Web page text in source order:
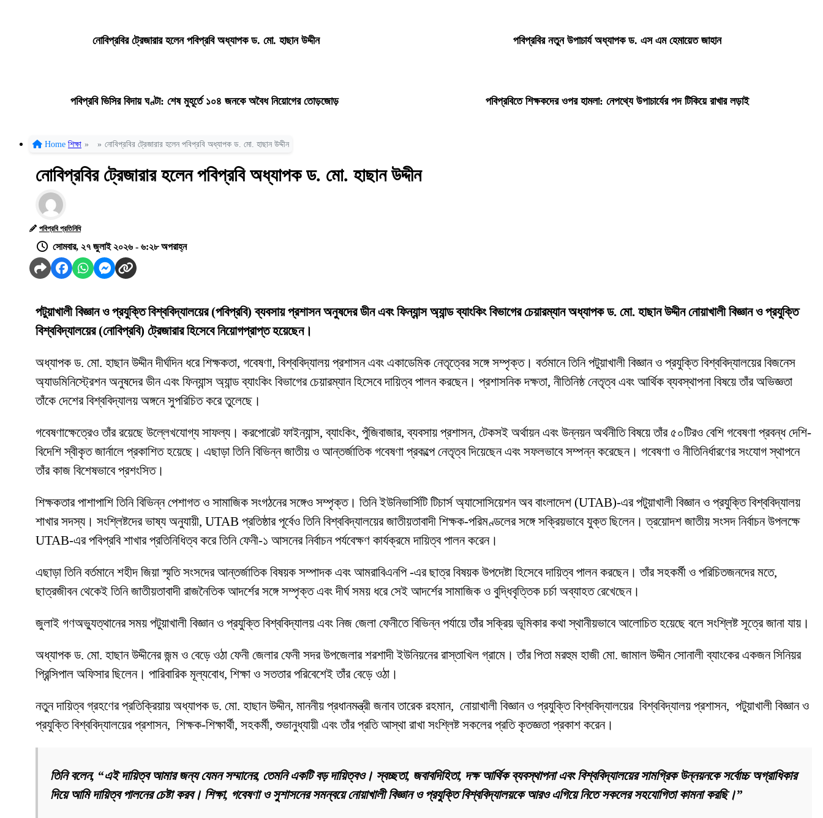
নোবিপ্রবির ট্রেজারার হলেন পবিপ্রবি অধ্যাপক ড. মো. হাছান উদ্দীন পবিপ্রবির নতুন উপাচার্য অধ্যাপক ড. এস এম হেমায়েত জাহান
পবিপ্রবি ভিসির বিদায় ঘণ্টা: শেষ মুহূর্তে ১০৪ জনকে অবৈধ নিয়োগের তোড়জোড় পবিপ্রবিতে শিক্ষকদের ওপর হামলা: নেপথ্যে উপাচার্যের পদ টিকিয়ে রাখার লড়াই
Home শিক্ষা » » নোবিপ্রবির ট্রেজারার হলেন পবিপ্রবি অধ্যাপক ড. মো. হাছান উদ্দীন
নোবিপ্রবির ট্রেজারার হলেন পবিপ্রবি অধ্যাপক ড. মো. হাছান উদ্দীন
পবিপ্রবি প্রতিনিধি
সোমবার, ২৭ জুলাই ২০২৬ - ৬:২৮ অপরাহ্ন
পটুয়াখালী বিজ্ঞান ও প্রযুক্তি বিশ্ববিদ্যালয়ের (পবিপ্রবি) ব্যবসায় প্রশাসন অনুষদের ডীন এবং ফিন্যান্স অ্যান্ড ব্যাংকিং বিভাগের চেয়ারম্যান অধ্যাপক ড. মো. হাছান উদ্দীন নোয়াখালী বিজ্ঞান ও প্রযুক্তি
বিশ্ববিদ্যালয়ের (নোবিপ্রবি) ট্রেজারার হিসেবে নিয়োগপ্রাপ্ত হয়েছেন।
অধ্যাপক ড. মো. হাছান উদ্দীন দীর্ঘদিন ধরে শিক্ষকতা, গবেষণা, বিশ্ববিদ্যালয় প্রশাসন এবং একাডেমিক নেতৃত্বের সঙ্গে সম্পৃক্ত। বর্তমানে তিনি পটুয়াখালী বিজ্ঞান ও প্রযুক্তি বিশ্ববিদ্যালয়ের বিজনেস
অ্যাডমিনিস্ট্রেশন অনুষদের ডীন এবং ফিন্যান্স অ্যান্ড ব্যাংকিং বিভাগের চেয়ারম্যান হিসেবে দায়িত্ব পালন করছেন। প্রশাসনিক দক্ষতা, নীতিনিষ্ঠ নেতৃত্ব এবং আর্থিক ব্যবস্থাপনা বিষয়ে তাঁর অভিজ্ঞতা
তাঁকে দেশের বিশ্ববিদ্যালয় অঙ্গনে সুপরিচিত করে তুলেছে।
গবেষণাক্ষেত্রেও তাঁর রয়েছে উল্লেখযোগ্য সাফল্য। করপোরেট ফাইন্যান্স, ব্যাংকিং, পুঁজিবাজার, ব্যবসায় প্রশাসন, টেকসই অর্থায়ন এবং উন্নয়ন অর্থনীতি বিষয়ে তাঁর ৫০টিরও বেশি গবেষণা প্রবন্ধ দেশি-
বিদেশি স্বীকৃত জার্নালে প্রকাশিত হয়েছে। এছাড়া তিনি বিভিন্ন জাতীয় ও আন্তর্জাতিক গবেষণা প্রকল্পে নেতৃত্ব দিয়েছেন এবং সফলভাবে সম্পন্ন করেছেন। গবেষণা ও নীতিনির্ধারণের সংযোগ স্থাপনে
তাঁর কাজ বিশেষভাবে প্রশংসিত।
শিক্ষকতার পাশাপাশি তিনি বিভিন্ন পেশাগত ও সামাজিক সংগঠনের সঙ্গেও সম্পৃক্ত। তিনি ইউনিভার্সিটি টিচার্স অ্যাসোসিয়েশন অব বাংলাদেশ (UTAB)-এর পটুয়াখালী বিজ্ঞান ও প্রযুক্তি বিশ্ববিদ্যালয়
শাখার সদস্য। সংশ্লিষ্টদের ভাষ্য অনুযায়ী, UTAB প্রতিষ্ঠার পূর্বেও তিনি বিশ্ববিদ্যালয়ের জাতীয়তাবাদী শিক্ষক-পরিমণ্ডলের সঙ্গে সক্রিয়ভাবে যুক্ত ছিলেন। ত্রয়োদশ জাতীয় সংসদ নির্বাচন উপলক্ষে
UTAB-এর পবিপ্রবি শাখার প্রতিনিধিত্ব করে তিনি ফেনী-১ আসনের নির্বাচন পর্যবেক্ষণ কার্যক্রমে দায়িত্ব পালন করেন।
এছাড়া তিনি বর্তমানে শহীদ জিয়া স্মৃতি সংসদের আন্তর্জাতিক বিষয়ক সম্পাদক এবং আমরাবিএনপি -এর ছাত্র বিষয়ক উপদেষ্টা হিসেবে দায়িত্ব পালন করছেন। তাঁর সহকর্মী ও পরিচিতজনদের মতে,
ছাত্রজীবন থেকেই তিনি জাতীয়তাবাদী রাজনৈতিক আদর্শের সঙ্গে সম্পৃক্ত এবং দীর্ঘ সময় ধরে সেই আদর্শের সামাজিক ও বুদ্ধিবৃত্তিক চর্চা অব্যাহত রেখেছেন।
জুলাই গণঅভ্যুত্থানের সময় পটুয়াখালী বিজ্ঞান ও প্রযুক্তি বিশ্ববিদ্যালয় এবং নিজ জেলা ফেনীতে বিভিন্ন পর্যায়ে তাঁর সক্রিয় ভূমিকার কথা স্থানীয়ভাবে আলোচিত হয়েছে বলে সংশ্লিষ্ট সূত্রে জানা যায়।
অধ্যাপক ড. মো. হাছান উদ্দীনের জন্ম ও বেড়ে ওঠা ফেনী জেলার ফেনী সদর উপজেলার শরশাদী ইউনিয়নের রাস্তাখিল গ্রামে। তাঁর পিতা মরহুম হাজী মো. জামাল উদ্দীন সোনালী ব্যাংকের একজন সিনিয়র
প্রিন্সিপাল অফিসার ছিলেন। পারিবারিক মূল্যবোধ, শিক্ষা ও সততার পরিবেশেই তাঁর বেড়ে ওঠা।
নতুন দায়িত্ব গ্রহণের প্রতিক্রিয়ায় অধ্যাপক ড. মো. হাছান উদ্দীন, মাননীয় প্রধানমন্ত্রী জনাব তারেক রহমান, নোয়াখালী বিজ্ঞান ও প্রযুক্তি বিশ্ববিদ্যালয়ের বিশ্ববিদ্যালয় প্রশাসন, পটুয়াখালী বিজ্ঞান ও
প্রযুক্তি বিশ্ববিদ্যালয়ের প্রশাসন, শিক্ষক-শিক্ষার্থী, সহকর্মী, শুভানুধ্যায়ী এবং তাঁর প্রতি আস্থা রাখা সংশ্লিষ্ট সকলের প্রতি কৃতজ্ঞতা প্রকাশ করেন।
তিনি বলেন, “এই দায়িত্ব আমার জন্য যেমন সম্মানের, তেমনি একটি বড় দায়িত্বও। স্বচ্ছতা, জবাবদিহিতা, দক্ষ আর্থিক ব্যবস্থাপনা এবং বিশ্ববিদ্যালয়ের সামগ্রিক উন্নয়নকে সর্বোচ্চ অগ্রাধিকার
দিয়ে আমি দায়িত্ব পালনের চেষ্টা করব। শিক্ষা, গবেষণা ও সুশাসনের সমন্বয়ে নোয়াখালী বিজ্ঞান ও প্রযুক্তি বিশ্ববিদ্যালয়কে আরও এগিয়ে নিতে সকলের সহযোগিতা কামনা করছি।”